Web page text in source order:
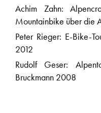
Achim Zahn:
Mountainbike über die
Peter Rieger: E-Bike-
2012
Rudolf Geser:
Bruckmann 2008